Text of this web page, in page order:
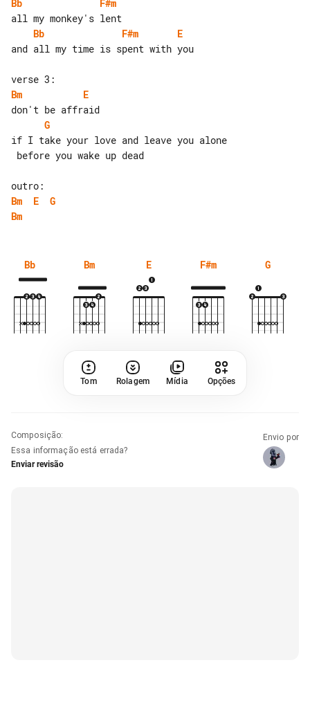
Bb
F#m
Bb
F#m
E
and all my time is spent with you
Bm
E
G
if I take your love and leave you alone
Bm
E
G
Bm
Bb Bm E F#m G
Tom Rolagem Mídia Opções
Composição:
Essa informação está errada?
Enviar revisão
Envio por